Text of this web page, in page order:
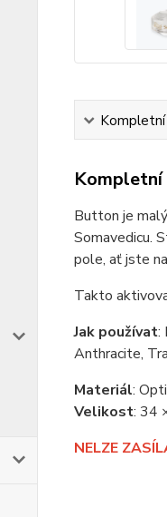
Kompletní
Kompletní
Button je
Somavedicu.
pole, ať jste
Takto
Jak používat:
Anthracite,
Materiál:
Velikost: 34
NELZE